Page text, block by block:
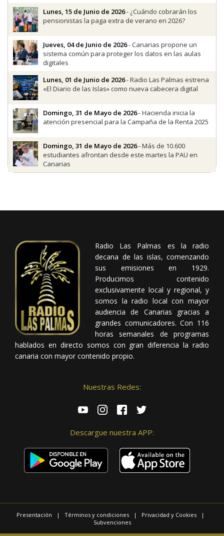
Lunes, 15 de Junio de 2026- ¿Cuándo cobrarán los
pensionistas la paga extra de verano en 2026?
Jueves, 04 de Junio de 2026- Canarias propone un
sistema común para proteger los datos en las aulas
digitales
Lunes, 01 de Junio de 2026- Radio Las Palmas estrena
«El Diario de las Islas» como nueva cabecera digital
Domingo, 31 de Mayo de 2026- Hacienda inicia la
atención presencial para la Campaña de la Renta 2025
Domingo, 31 de Mayo de 2026- Más de 10.600
estudiantes afrontan desde este martes la PAU en
Canarias
Radio Las Palmas es la radio
decana de las islas, comenzando
sus emisiones en 1929.
Producimos contenido
exclusivamente local y regional, y
somos la radio local con mayor
audiencia de Canarias gracias a
grandes comunicadores. Con 116
horas semanales de programas
hablados en directo somos con gran diferencia la radio
canaria con mayor contenido propio.
Nuestras Redes:
Descargue nuestra APP:
Presentación | Términos y condiciones | Privacidad y Cookies |
Subvenciones